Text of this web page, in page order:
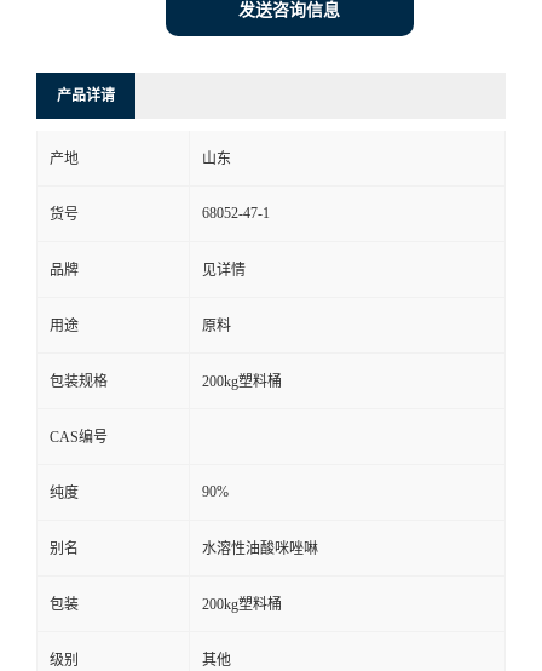
发送咨询信息
产品详请
产地 山东
货号 68052-47-1
品牌 见详情
用途 原料
包装规格 200kg塑料桶
CAS编号
纯度 90%
别名 水溶性油酸咪唑啉
包装 200kg塑料桶
级别 其他